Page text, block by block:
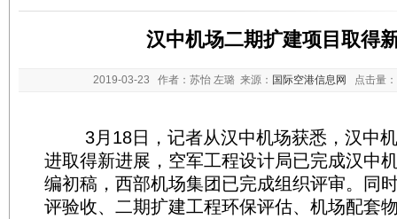
汉中机场二期扩建项目取得
2019-03-23 作者：苏怡 左璐 来源： 国际空港信息网 点击量：
3月18日，记者从汉中机场获悉，汉中机
进取得新进展，空军工程设计局已完成汉中
编初稿，西部机场集团已完成组织评审。同
评验收、二期扩建工程环保评估、机场配套